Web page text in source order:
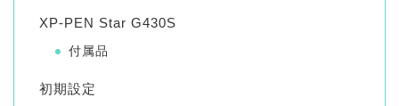
XP-PEN Star G430S
付属品
初期設定